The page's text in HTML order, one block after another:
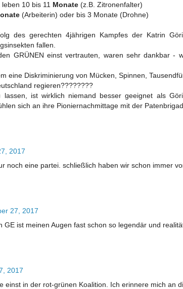
10 bis 11 Monate (z.B. Zitronenfalter)
(Arbeiterin) oder bis 3 Monate (Drohne)
des gerechten 4jährigen Kampfes der Katrin
fallen.
GRÜNEN einst vertrauten, waren sehr dankbar -
eine Diskriminierung von Mücken, Spinnen,
regieren????????
lassen, ist wirklich niemand besser geeignet als
sich an ihre Pioniernachmittage mit der
2017
noch eine partei. schließlich haben wir schon immer
27, 2017
GE ist meinen Augen fast schon so legendär und
2017
einst in der rot-grünen Koalition. Ich erinnere mich an